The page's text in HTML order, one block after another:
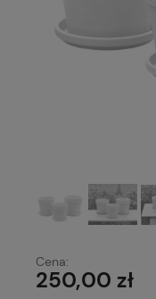
Cena:
250,00 zł